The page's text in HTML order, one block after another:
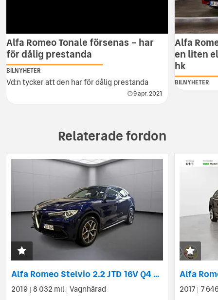
Alfa Romeo Tonale försenas – har
för dålig prestanda
BILNYHETER
Vd:n tycker att den har för dålig prestanda
9 apr. 2021
Alfa
en liten
hk
BILNYHETER
Relaterade fordon
Alfa Romeo Stelvio 2.2 JTD 16V Q4 Automatisk Euro 6
2019 8 032 mil Vagnhärad 2017 7